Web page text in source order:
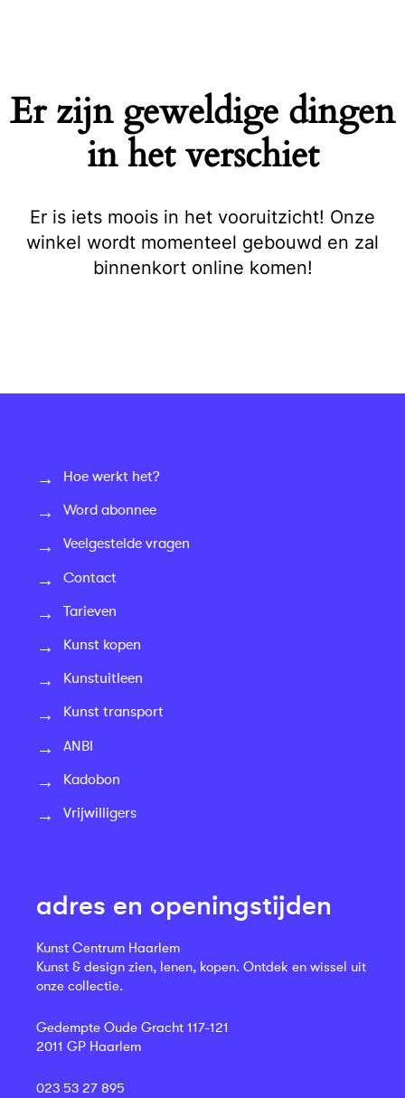
Er zijn geweldige dingen
in het verschiet
Er is iets moois in het vooruitzicht! Onze
winkel wordt momenteel gebouwd en zal
binnenkort online komen!
Hoe werkt het?
Word abonnee
Veelgestelde vragen
Contact
Tarieven
Kunst kopen
Kunstuitleen
Kunst transport
ANBI
Kadobon
Vrijwilligers
adres en openingstijden
Kunst Centrum Haarlem
Kunst & design zien, lenen, kopen. Ontdek en wissel uit
onze collectie.
Gedempte Oude Gracht 117-121
2011 GP Haarlem
023 53 27 895